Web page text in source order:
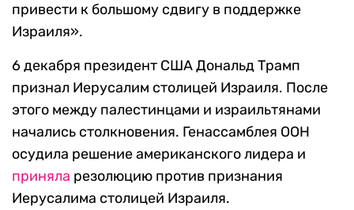
привести к большому сдвигу в поддержке
Израиля».
6 декабря президент США Дональд Трамп
признал Иерусалим столицей Израиля. После
этого между палестинцами и израильтянами
начались столкновения. Генассамблея ООН
осудила решение американского лидера и
приняла резолюцию против признания
Иерусалима столицей Израиля.